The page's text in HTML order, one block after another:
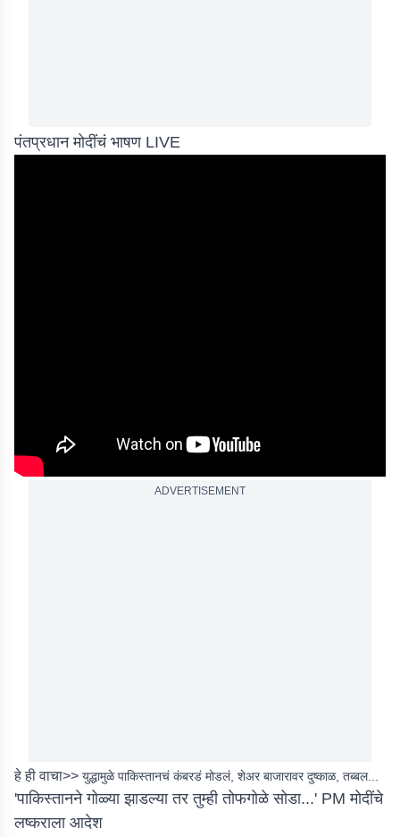
पंतप्रधान मोदींचं भाषण LIVE
ADVERTISEMENT
हे ही वाचा>> युद्धामुळे पाकिस्तानचं कंबरडं मोडलं, शेअर बाजारावर दुष्काळ, तब्बल...
'पाकिस्तानने गोळ्या झाडल्या तर तुम्ही तोफगोळे सोडा...' PM मोदींचे
लष्कराला आदेश